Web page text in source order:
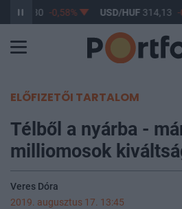
363,30 -0,58% USD/HUF314,13
ELŐFIZETŐI TARTALOM
Télből a nyárba -
milliomosok
Veres Dóra
2019. augusztus 17. 13:45